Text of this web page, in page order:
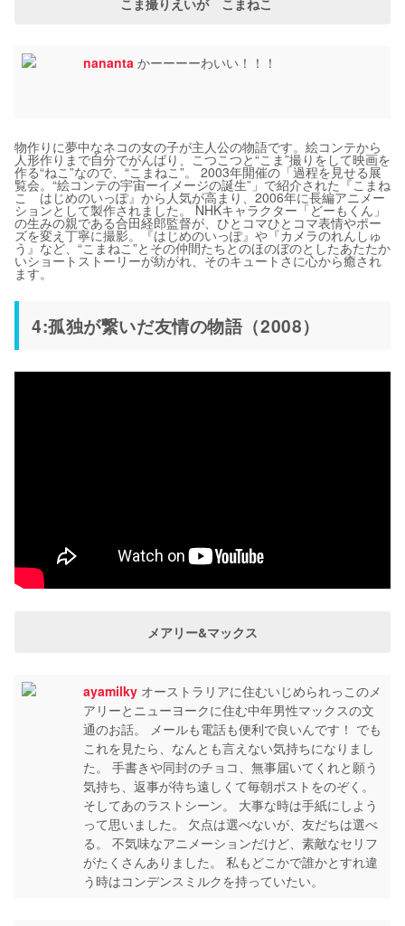
こま撮りえいが こまねこ
nananta かーーーーわいい！！！
物作りに夢中なネコの女の子が主人公の物語です。絵コンテから
人形作りまで自分でがんばり、こつこつと“こま”撮りをして映画を
作る“ねこ”なので、“こまねこ”。 2003年開催の「過程を見せる展
覧会。“絵コンテの宇宙ーイメージの誕生”」で紹介された『こまね
こ はじめのいっぽ』から人気が高まり、2006年に長編アニメー
ションとして製作されました。 NHKキャラクター「どーもくん」
の生みの親である合田経郎監督が、ひとコマひとコマ表情やポー
ズを変え丁寧に撮影。『はじめのいっぽ』や『カメラのれんしゅ
う』など、“こまねこ”とその仲間たちとのほのぼのとしたあたたか
いショートストーリーが紡がれ、そのキュートさに心から癒され
ます。
4:孤独が繋いだ友情の物語（2008）
メアリー&マックス
ayamilky オーストラリアに住むいじめられっこのメ
アリーとニューヨークに住む中年男性マックスの文
通のお話。 メールも電話も便利で良いんです！ でも
これを見たら、なんとも言えない気持ちになりまし
た。 手書きや同封のチョコ、無事届いてくれと願う
気持ち、返事が待ち遠しくて毎朝ポストをのぞく。
そしてあのラストシーン。 大事な時は手紙にしよう
って思いました。 欠点は選べないが、友だちは選べ
る。 不気味なアニメーションだけど、素敵なセリフ
がたくさんありました。 私もどこかで誰かとすれ違
う時はコンデンスミルクを持っていたい。